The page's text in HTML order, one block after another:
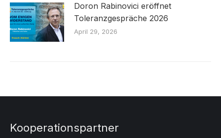
Doron Rabinovici eröffnet
Toleranzgespräche 2026
April 29, 2026
Kooperationspartner